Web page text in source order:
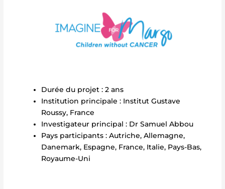
Durée du projet : 2 ans
Institution principale : Institut Gustave
Roussy, France
Investigateur principal : Dr Samuel Abbou
Pays participants : Autriche, Allemagne,
Danemark, Espagne, France, Italie, Pays-Bas,
Royaume-Uni